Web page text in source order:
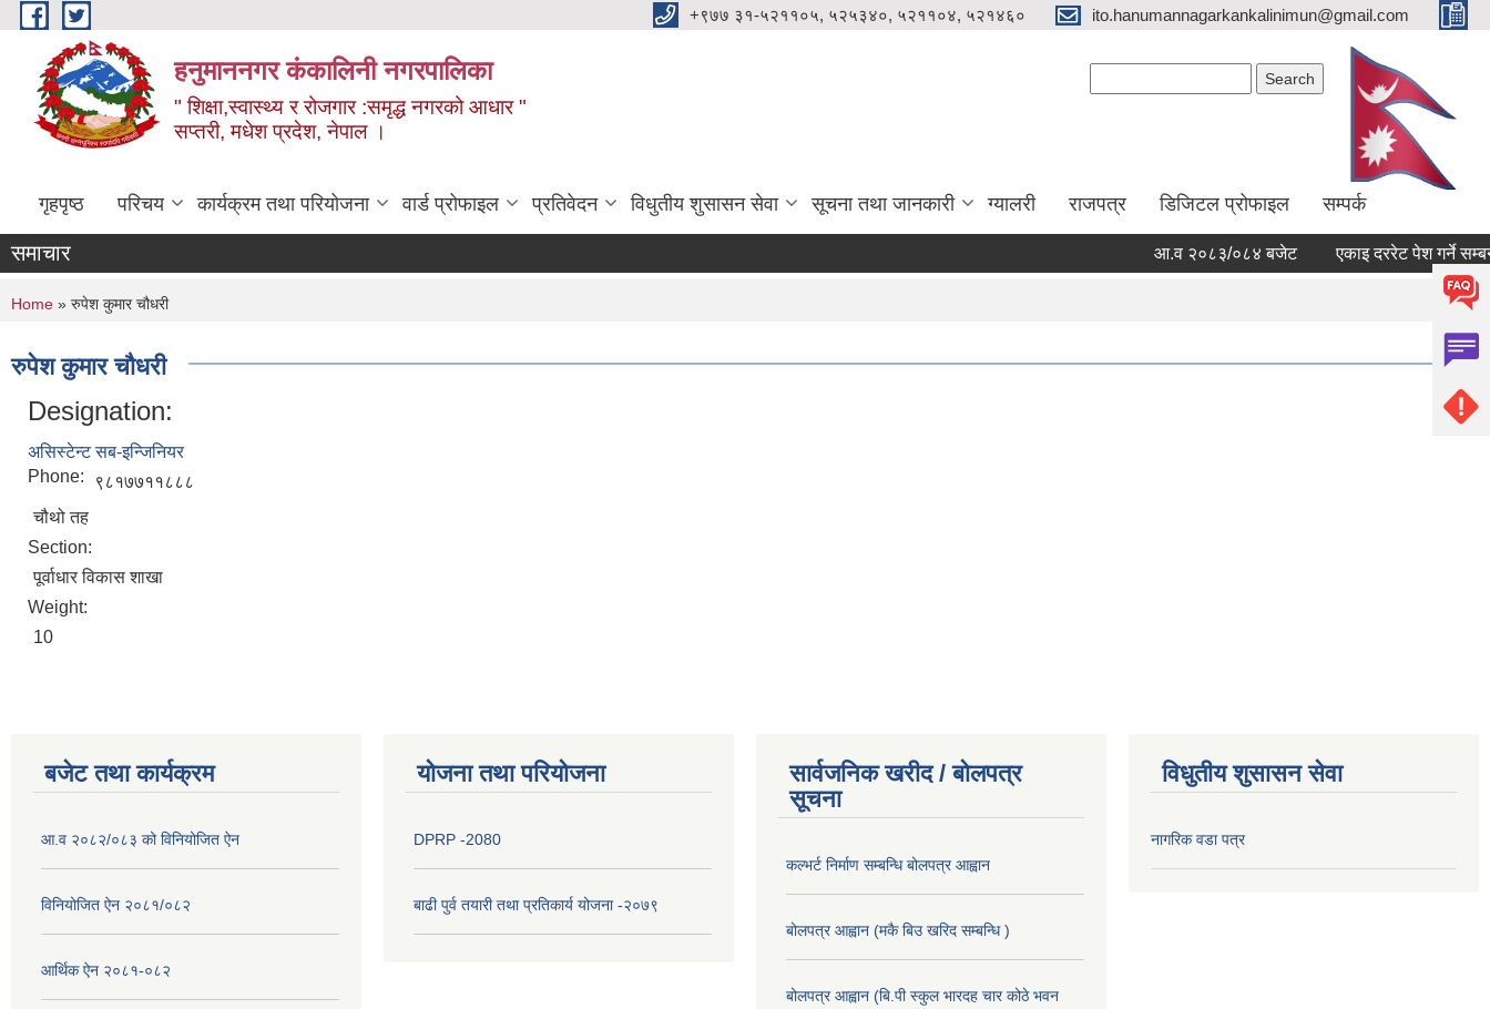
Skip to main content +९७७ ३१-५२११०५, ५२५३४०, ५२११०४, ५२१४६० ito.hanumannagarkankalinimun@gmail.com
हनुमाननगर कंकालिनी नगरपालिका
" शिक्षा,स्वास्थ्य र रोजगार :समृद्ध नगरको आधार "
सप्तरी, मधेश प्रदेश, नेपाल ।
गृहपृष्ठ परिचय कार्यक्रम तथा परियोजना वार्ड प्रोफाइल प्रतिवेदन विधुतीय शुसासन सेवा सूचना तथा जानकारी ग्यालरी राजपत्र डिजिटल प्रोफाइल सम्पर्क
समाचार आ.व २०८३/०८४ बजेट एकाइ दररेट पेश गर्ने
You are here
Home » रुपेश कुमार चौधरी
रुपेश कुमार चौधरी
Designation:
असिस्टेन्ट सब-इन्जिनियर
Phone:
९८१७७११८८८
चौथो तह
Section:
पूर्वाधार विकास शाखा
Weight:
10
बजेट तथा कार्यक्रम
आ.व २०८२/०८३ को विनियोजित ऐन
विनियोजित ऐन २०८१/०८२
आर्थिक ऐन २०८१-०८२
योजना तथा परियोजना
DPRP -2080
बाढी पुर्व तयारी तथा प्रतिकार्य योजना -२०७९
सार्वजनिक खरीद / बोलपत्र
सूचना
कल्भर्ट निर्माण सम्बन्धि बोलपत्र आह्वान
बोलपत्र आह्वान (मकै बिउ खरिद सम्बन्धि )
बोलपत्र आह्वान (बि.पी स्कुल भारदह चार कोठे भवन
विधुतीय शुसासन सेवा
नागरिक वडा पत्र